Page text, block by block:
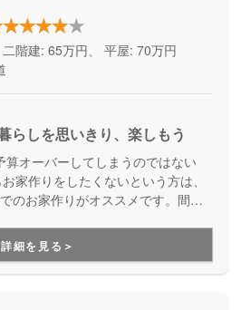
二階建: 65万円、 平屋: 70万円
らしを思いきり、楽しもう
算オーバーしてしまうのではない
家作りをしたくないという方は、
のお家作りがオススメです。間取
「ハウスドゥ」に加盟している不
らトータルで予算を考えることが
作りを実現してくれます。
詳細を見る＞